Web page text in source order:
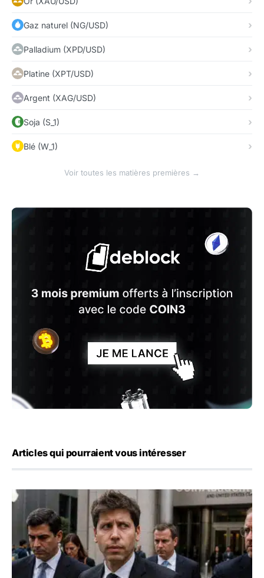
Gaz naturel (NG/USD)
Palladium (XPD/USD)
Platine (XPT/USD)
Argent (XAG/USD)
Soja (S_1)
Blé (W_1)
Voir toutes les matières premières →
Articles qui pourraient vous intéresser
OpenAI demande le rejet de la plainte d’Apple et